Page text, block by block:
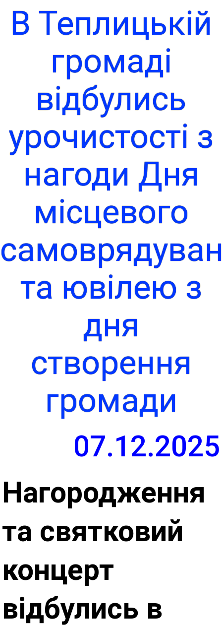
В Теплицькій
громаді
відбулись
урочистості з
нагоди Дня
місцевого
та ювілею з
дня
створення
громади
07.12.2025
Нагородження
та святковий
концерт
відбулись в